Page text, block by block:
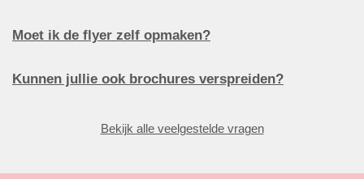
Moet ik de flyer zelf opmaken?
Kunnen jullie ook brochures verspreiden?
Bekijk alle veelgestelde vragen